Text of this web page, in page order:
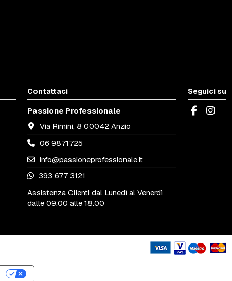
Contattaci
Passione Professionale
Via Rimini, 8 00042 Anzio
06 9871725
info@passioneprofessionale.it
393 677 3121
Assistenza Clienti dal Lunedì al Venerdì
dalle 09.00 alle 18.00
Seguici su